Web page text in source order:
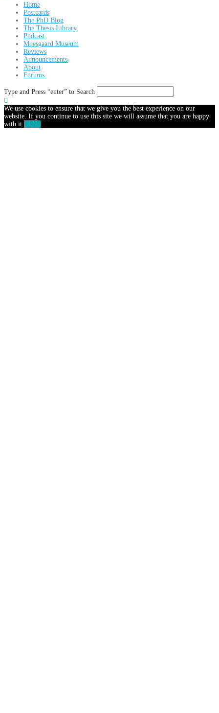
Home
Postcards
The PhD Blog
The Thesis Library
Podcast
Moesgaard Museum
Reviews
Announcements
About
Forums
Type and Press “enter” to Search
We use cookies to ensure that we give you the best experience on our
website. If you continue to use this site we will assume that you are happy
with it. OkNo